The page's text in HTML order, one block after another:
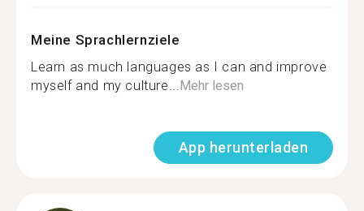
Meine Sprachlernziele
Learn as much languages as I can and improve
myself and my culture...Mehr lesen
App herunterladen